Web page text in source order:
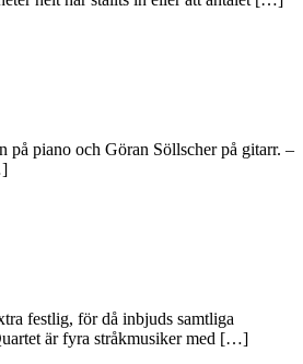
på piano och Göran Söllscher på gitarr. –
festlig, för då inbjuds samtliga
är fyra stråkmusiker med […]